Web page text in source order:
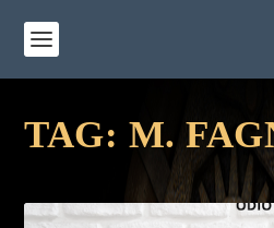
TAG: M.